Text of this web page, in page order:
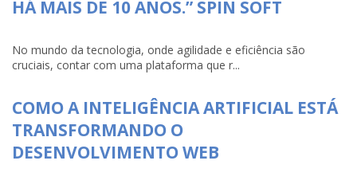
HÁ MAIS DE 10 ANOS.” SPIN SOFT
No mundo da tecnologia, onde agilidade e eficiência são
cruciais, contar com uma plataforma que r...
COMO A INTELIGÊNCIA ARTIFICIAL ESTÁ
TRANSFORMANDO O
DESENVOLVIMENTO WEB